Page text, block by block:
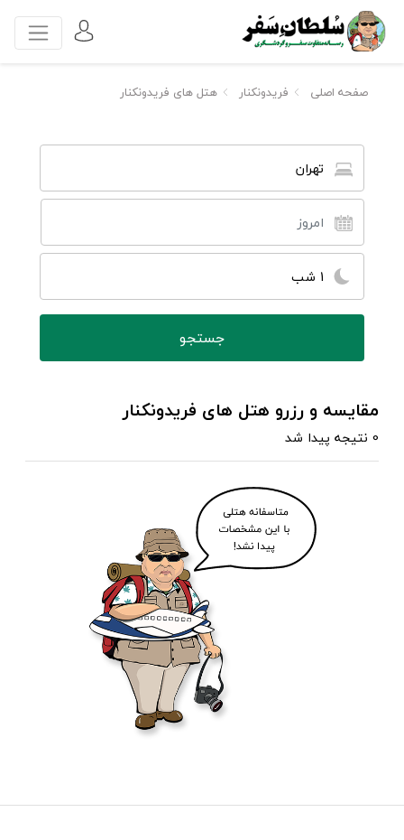
صفحه اصلی فریدونکنار هتل های فریدونکنار
تهران
1 شب
مقایسه و رزرو هتل های فریدونکنار
0 نتیجه پیدا شد